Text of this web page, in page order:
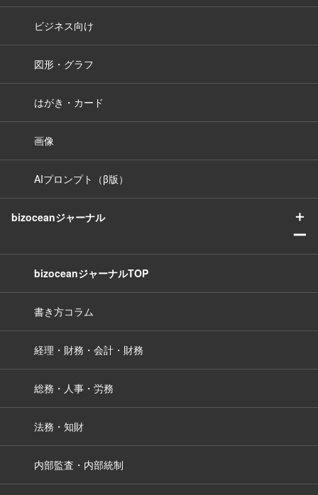
ビジネス向け
図形・グラフ
はがき・カード
画像
AIプロンプト（β版）
bizoceanジャーナル
＋
ー
bizoceanジャーナルTOP
書き方コラム
経理・財務・会計・財務
総務・人事・労務
法務・知財
内部監査・内部統制